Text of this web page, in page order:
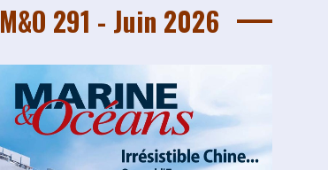
M&O 291 - Juin 2026